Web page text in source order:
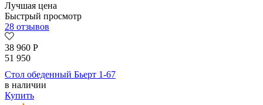
Лучшая цена
Быстрый просмотр
28 отзывов
38 960 Р
51 950
Стол обеденный Бьерт 1-67
в наличии
Купить